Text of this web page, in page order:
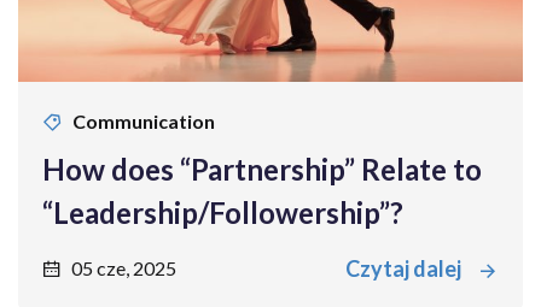
Communication
How does “Partnership” Relate to
“Leadership/Followership”?
05 cze, 2025 Czytaj dalej